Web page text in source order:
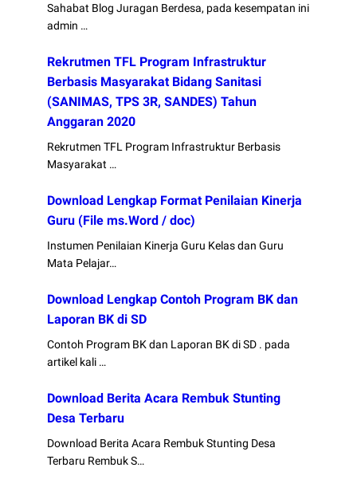
Sahabat Blog Juragan Berdesa, pada kesempatan ini
admin …
Rekrutmen TFL Program Infrastruktur
Berbasis Masyarakat Bidang Sanitasi
(SANIMAS, TPS 3R, SANDES) Tahun
Anggaran 2020
Rekrutmen TFL Program Infrastruktur Berbasis
Masyarakat …
Download Lengkap Format Penilaian Kinerja
Guru (File ms.Word / doc)
Instumen Penilaian Kinerja Guru Kelas dan Guru
Mata Pelajar…
Download Lengkap Contoh Program BK dan
Laporan BK di SD
Contoh Program BK dan Laporan BK di SD . pada
artikel kali …
Download Berita Acara Rembuk Stunting
Desa Terbaru
Download Berita Acara Rembuk Stunting Desa
Terbaru Rembuk S…